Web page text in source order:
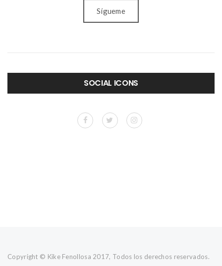
Sígueme
SOCIAL ICONS
Copyright © Kike Fenollosa 2017, Todos los derechos reservados.